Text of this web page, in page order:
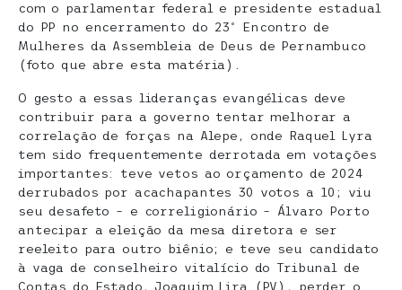
com o parlamentar federal e presidente estadual
do PP no encerramento do 23º Encontro de
Mulheres da Assembleia de Deus de Pernambuco
(foto que abre esta matéria).
O gesto a essas lideranças evangélicas deve
contribuir para a governo tentar melhorar a
correlação de forças na Alepe, onde Raquel Lyra
tem sido frequentemente derrotada em votações
importantes: teve vetos ao orçamento de 2024
derrubados por acachapantes 30 votos a 10; viu
seu desafeto – e correligionário – Álvaro Porto
antecipar a eleição da mesa diretora e ser
reeleito para outro biênio; e teve seu candidato
à vaga de conselheiro vitalício do Tribunal de
Contas do Estado, Joaquim Lira (PV), perder o